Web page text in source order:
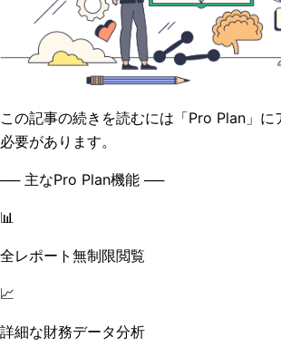
この記事の続きを読むには「Pro Plan」に
必要があります。
── 主なPro Plan機能 ──
📊
全レポート無制限閲覧
📈
詳細な財務データ分析